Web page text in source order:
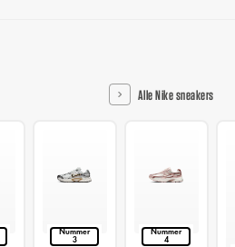
Alle Nike sneakers
Nummer
3
Nummer
4